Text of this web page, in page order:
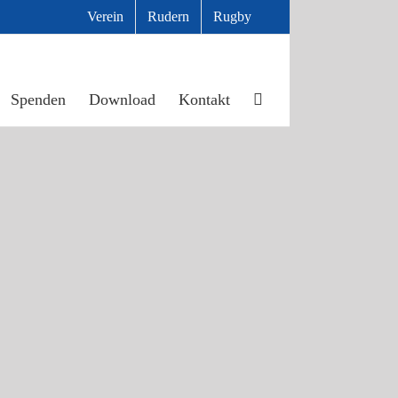
Verein Rudern Rugby
Spenden Download Kontakt